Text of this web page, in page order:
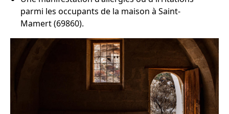
parmi les occupants de la maison à Saint-
Mamert (69860).